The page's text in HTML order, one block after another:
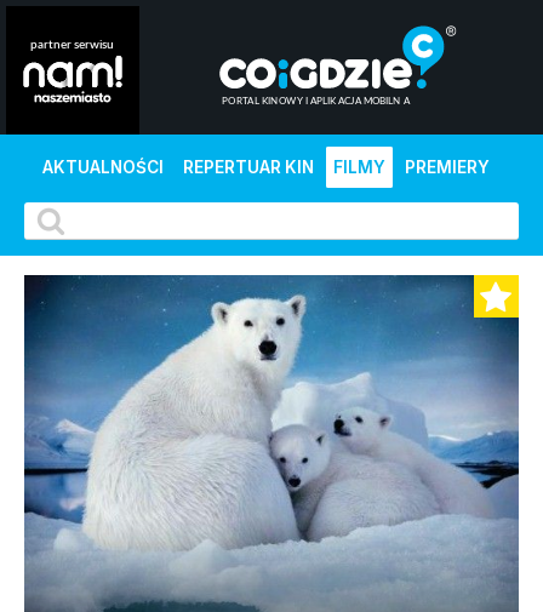
AKTUALNOŚCI REPERTUAR KIN FILMY PREMIERY